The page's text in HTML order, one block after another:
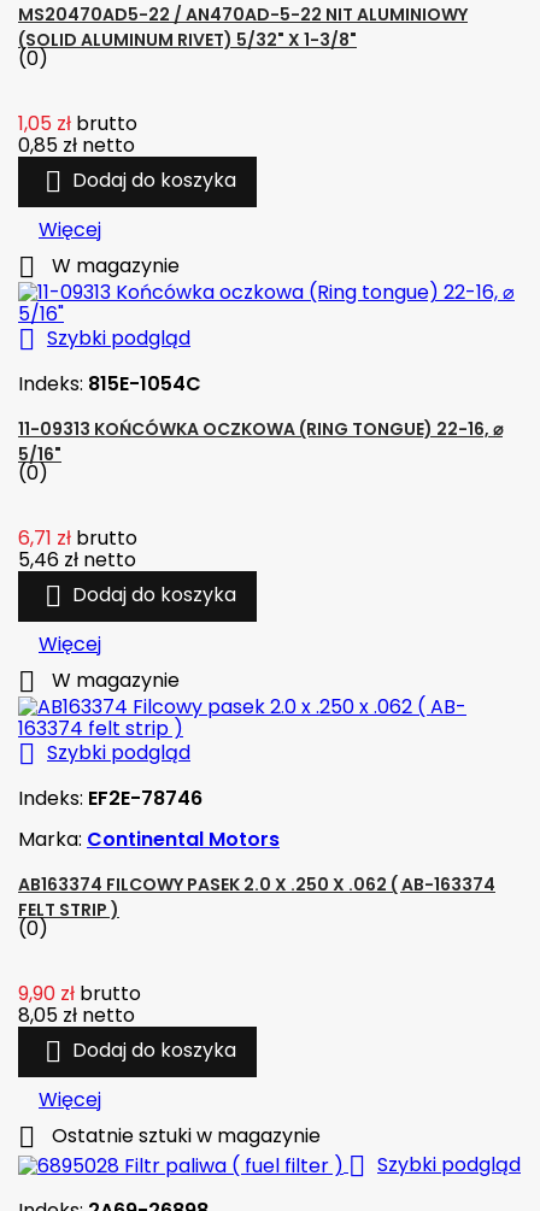
MS20470AD5-22 / AN470AD-5-22 NIT ALUMINIOWY
(SOLID ALUMINUM RIVET) 5/32" X 1-3/8"
(0)
1,05 zł brutto
0,85 zł netto
 Dodaj do koszyka
Więcej
 W magazynie
 Szybki podgląd
Indeks: 815E-1054C
11-09313 KOŃCÓWKA OCZKOWA (RING TONGUE) 22-16, ⌀
5/16"
(0)
6,71 zł brutto
5,46 zł netto
 Dodaj do koszyka
Więcej
 W magazynie
 Szybki podgląd
Indeks: EF2E-78746
Marka: Continental Motors
AB163374 FILCOWY PASEK 2.0 X .250 X .062 ( AB-163374
FELT STRIP )
(0)
9,90 zł brutto
8,05 zł netto
 Dodaj do koszyka
Więcej
 Ostatnie sztuki w magazynie
 Szybki podgląd